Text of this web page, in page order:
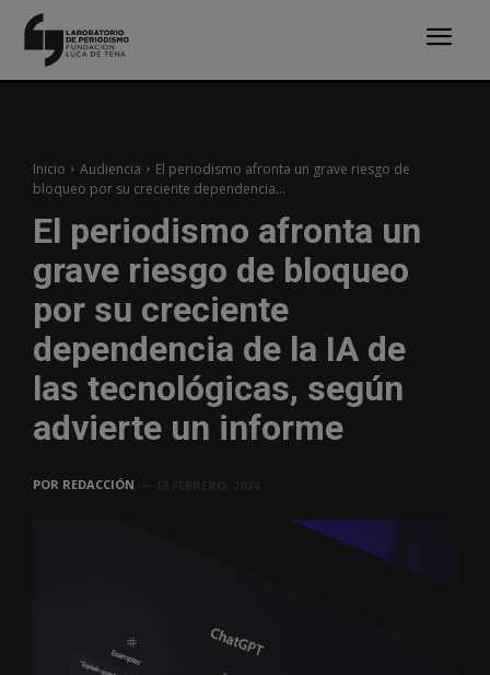
Inicio Audiencia
El periodismo afronta un grave riesgo de
bloqueo por su creciente dependencia...
El periodismo afronta un
grave riesgo de bloqueo
por su creciente
dependencia de la IA de
las tecnológicas, según
advierte un informe
POR REDACCIÓN